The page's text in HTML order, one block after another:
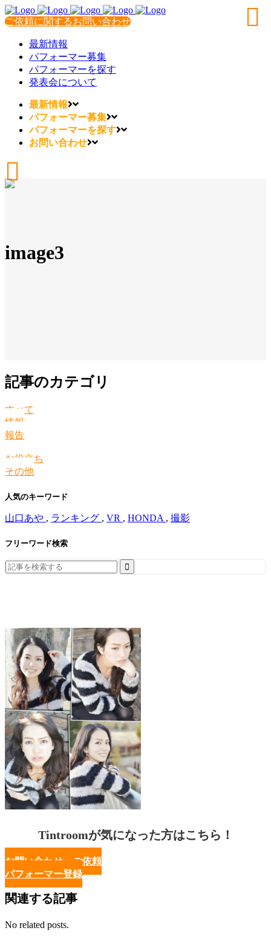
ご依頼に関するお問い合わせ
最新情報
パフォーマー募集
パフォーマーを探す
発表会について
最新情報
パフォーマー募集
パフォーマーを探す
お問い合わせ
image3
記事のカテゴリ
すべて
情報
報告
お役立ち
その他
人気のキーワード
山口あや , ランキング , VR , HONDA , 撮影
フリーワード検索
Search
for:
Tintroomが気になった方はこちら！
お問い合わせ・ご依頼
パフォーマー登録
関連する記事
No related posts.